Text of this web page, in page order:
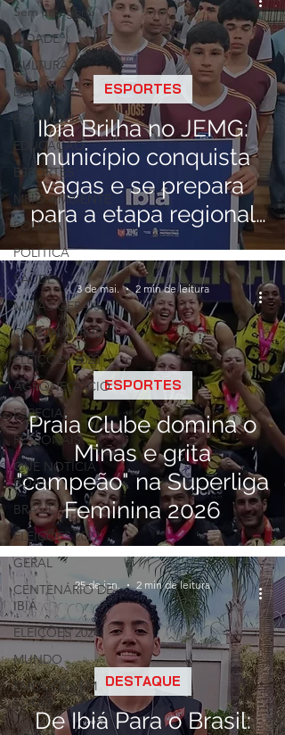
Sem categoria
CIDADE
CULTURA
DESTAQUE
ECONOMIA
EDUCAÇÃO
ESPORTES
MEIO AMBIENTE
POLÍCIA
POLÍTICA
SAÚDE
MINAS GERAIS
CORONAVÍRUS
ELEIÇÕES 2020
AGRONEGÓCIO
ESPECIAL
REGIONAIS
QUE NOTÍCIA
BOA!
BRASIL
ELEIÇÕES 2022
GERAL
CENTENÁRIO DE
IBIÁ
ELEIÇÕES 2024
MUNDO
EMOÇÕES EM
FOCO
Ibiá Brilha no JEMG:
município conquista
vagas e se prepara
para a etapa regional
em Frutal
ESPORTES
Praia Clube domina o
Minas e grita
"campeão" na Superliga
Feminina 2026
ESPORTES
3 de mai. 2 min de leitura
De Ibiá Para o Brasil:
DESTAQUE
25 de jan. 2 min de leitura